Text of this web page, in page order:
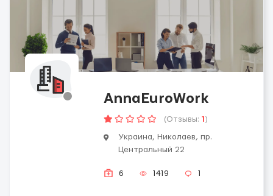
AnnaEuroWork
(Отзывы: 1 )
Украина, Николаев, пр.
Центральный 22
6 1419 1